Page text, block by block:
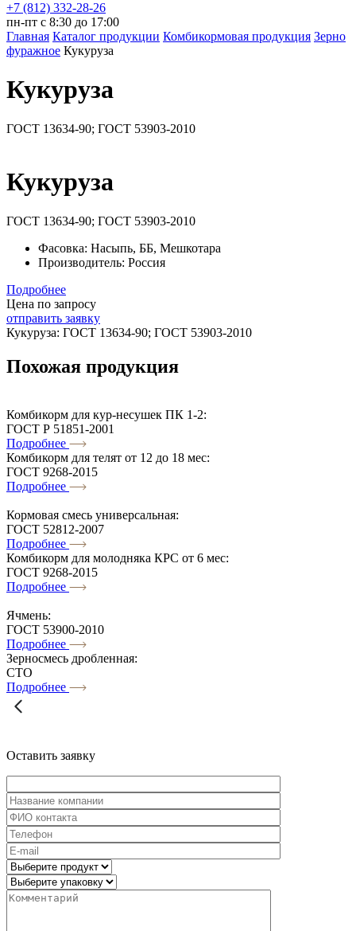
+7 (812) 332-28-26
пн-пт с 8:30 до 17:00
Главная Каталог продукции Комбикормовая продукция Зерно
фуражное Кукуруза
Кукуруза
ГОСТ 13634-90; ГОСТ 53903-2010
Кукуруза
ГОСТ 13634-90; ГОСТ 53903-2010
Фасовка: Насыпь, ББ, Мешкотара
Производитель: Россия
Подробнее
Цена по запросу
отправить заявку
Кукуруза: ГОСТ 13634-90; ГОСТ 53903-2010
Похожая продукция
Комбикорм для кур-несушек ПК 1-2:
ГОСТ Р 51851-2001
Подробнее
Комбикорм для телят от 12 до 18 мес:
ГОСТ 9268-2015
Подробнее
Кормовая смесь универсальная:
ГОСТ 52812-2007
Подробнее
Комбикорм для молодняка КРС от 6 мес:
ГОСТ 9268-2015
Подробнее
Ячмень:
ГОСТ 53900-2010
Подробнее
Зерносмесь дробленная:
СТО
Подробнее
Оставить заявку